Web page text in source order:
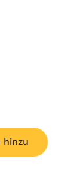
hinzu